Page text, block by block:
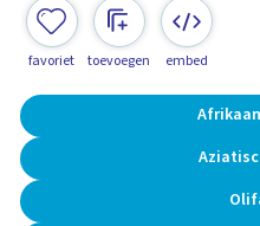
favoriet toevoegen embed